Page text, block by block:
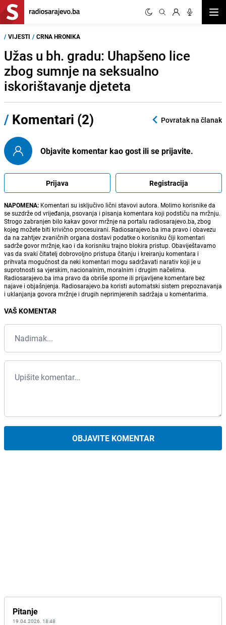
/ VIJESTI / CRNA HRONIKA
Užas u bh. gradu: Uhapšeno lice
zbog sumnje na seksualno
iskorištavanje djeteta
/ Komentari (2) Povratak na članak
Objavite komentar kao gost ili se prijavite.
Prijava Registracija
NAPOMENA: Komentari su isključivo lični stavovi autora. Molimo korisnike da
se suzdrže od vrijeđanja, psovanja i pisanja komentara koji podstiču na mržnju.
Strogo zabranjen bilo kakav govor mržnje na portalu radiosarajevo.ba, zbog
kojeg možete biti krivično procesuirani. Radiosarajevo.ba ima pravo i obavezu
da na zahtjev zvaničnih organa dostavi podatke o korisniku čiji komentari
sadrže govor mržnje, kao i da korisniku trajno blokira pristup. Obaviještavamo
vas da svaki čitatelj dobrovoljno pristupa čitanju i kreiranju komentara i
prihvata mogućnost da neki komentari mogu sadržavati narativ koji je u
suprotnosti sa vjerskim, nacionalnim, moralnim i drugim načelima.
Radiosarajevo.ba ima pravo da obriše sporne ili prijavljene komentare bez
najave i objašnjenja. Radiosarajevo.ba koristi automatski sistem prepoznavanja
i uklanjanja govora mržnje i drugih neprimjerenih sadržaja u komentarima.
VAŠ KOMENTAR
OBJAVITE KOMENTAR
Pitanje
19.04.2026. 18:48